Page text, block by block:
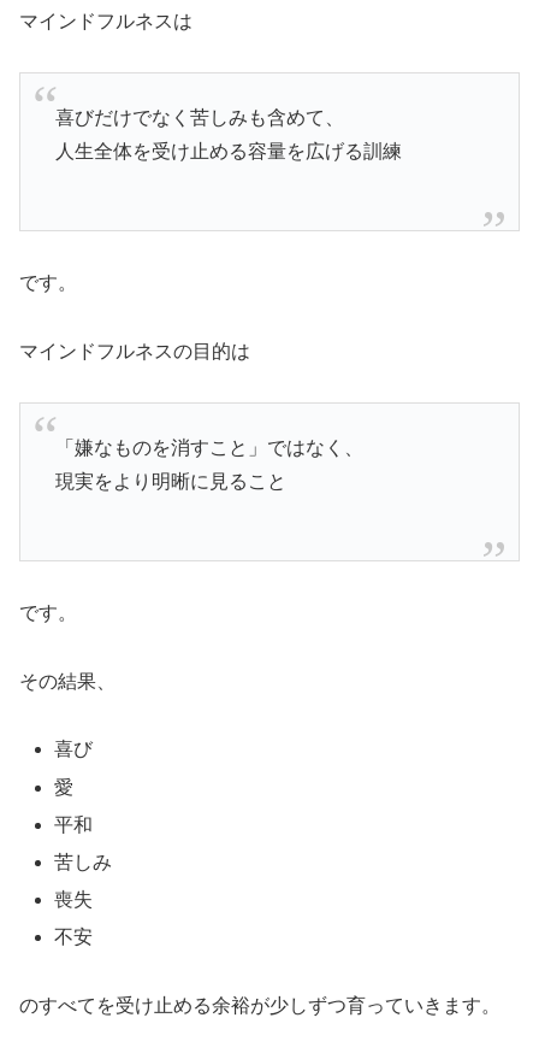
マインドフルネスは
喜びだけでなく苦しみも含めて、
人生全体を受け止める容量を広げる訓練
です。
マインドフルネスの目的は
「嫌なものを消すこと」ではなく、
現実をより明晰に見ること
です。
その結果、
喜び
愛
平和
苦しみ
喪失
不安
のすべてを受け止める余裕が少しずつ育っていきます。